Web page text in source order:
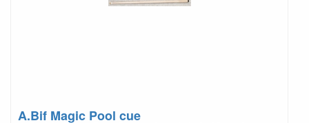
A.Bif Magic Pool cue